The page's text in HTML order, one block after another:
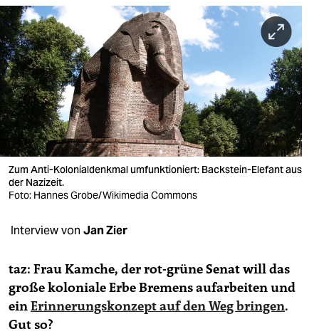
sport
berlin
nord
wahrheit
verlag
verlag
shop
fragen & hilfe
unterstützen
abo
Zum Anti-Kolonialdenkmal umfunktioniert: Backstein-Elefant aus
der Nazizeit.
Foto: Hannes Grobe/Wikimedia Commons
Interview von Jan Zier
taz: Frau Kamche, der rot-grüne Senat will das
große koloniale Erbe Bremens aufarbeiten und
einErinnerungskonzept auf den Weg bringen.
Gut so?